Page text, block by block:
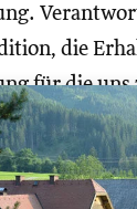
die
für die uns
die